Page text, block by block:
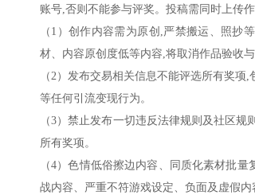
账号,否则不能参与评奖。投稿需同时上传
（1）创作内容需为原创,严禁搬运、照抄
材、内容原创度低等内容,将取消作品验收
（2）发布交易相关信息不能评选所有奖
等任何引流变现行为。
（3）禁止发布一切违反法律规则及社区
所有奖项。
（4）色情低俗擦边内容、同质化素材批
战内容、严重不符游戏设定、负面及虚假